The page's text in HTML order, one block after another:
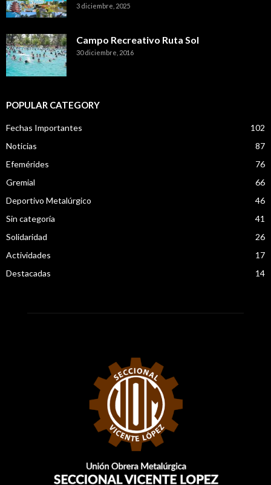
3 diciembre, 2025
Campo Recreativo Ruta Sol
30 diciembre, 2016
POPULAR CATEGORY
Fechas Importantes
102
Noticias
87
Efemérides
76
Gremial
66
Deportivo Metalúrgico
46
Sin categoría
41
Solidaridad
26
Actividades
17
Destacadas
14